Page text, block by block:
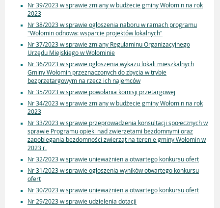
Nr 39/2023 w sprawie zmiany w budżecie gminy Wołomin na rok
2023
Nr 38/2023 w sprawie ogłoszenia naboru w ramach programu
"Wołomin odnowa: wsparcie projektów lokalnych"
Nr 37/2023 w sprawie zmiany Regulaminu Organizacyjnego
Urzędu Miejskiego w Wołominie
Nr 36/2023 w sprawie ogłoszenia wykazu lokali mieszkalnych
Gminy Wołomin przeznaczonych do zbycia w trybie
bezprzetargowym na rzecz ich najemców
Nr 35/2023 w sprawie powołania komisji przetargowej
Nr 34/2023 w sprawie zmiany w budżecie gminy Wołomin na rok
2023
Nr 33/2023 w sprawie przeprowadzenia konsultacji społecznych w
sprawie Programu opieki nad zwierzętami bezdomnymi oraz
zapobiegania bezdomności zwierząt na terenie gminy Wołomin w
2023 r.
Nr 32/2023 w sprawie unieważnienia otwartego konkursu ofert
Nr 31/2023 w sprawie ogłoszenia wyników otwartego konkursu
ofert
Nr 30/2023 w sprawie unieważnienia otwartego konkursu ofert
Nr 29/2023 w sprawie udzielenia dotacji